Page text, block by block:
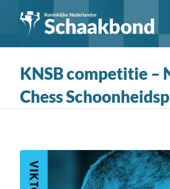
KNSB competitie –
Chess